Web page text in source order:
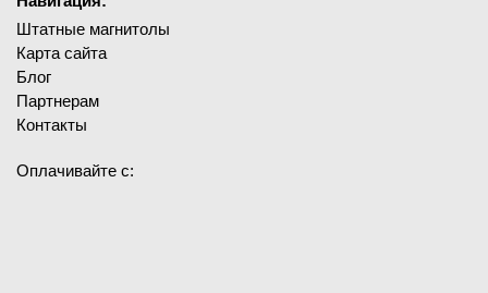
Штатные магнитолы
Карта сайта
Блог
Партнерам
Контакты
Оплачивайте с: